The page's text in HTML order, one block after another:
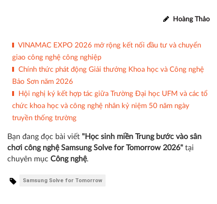
Hoàng Thảo
VINAMAC EXPO 2026 mở rộng kết nối đầu tư và chuyển
giao công nghệ công nghiệp
Chính thức phát động Giải thưởng Khoa học và Công nghệ
Bảo Sơn năm 2026
Hội nghị ký kết hợp tác giữa Trường Đại học UFM và các tổ
chức khoa học và công nghệ nhân kỷ niệm 50 năm ngày
truyền thống trường
Bạn đang đọc bài viết "Học sinh miền Trung bước vào sân
chơi công nghệ Samsung Solve for Tomorrow 2026" tại
chuyên mục Công nghệ.
Samsung Solve for Tomorrow